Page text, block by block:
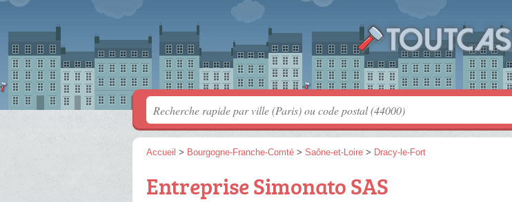
Accueil > Bourgogne-Franche-Comté > Saône-et-Loire > Dracy-le-Fort
Entreprise Simonato SAS